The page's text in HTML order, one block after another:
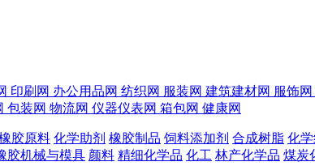
印刷网 办公用品网 纺织网 服装网 建筑建材网 服饰网
包装网 物流网 仪器仪表网 箱包网 健康网
胶原料 化学助剂 橡胶制品 饲料添加剂 合成树脂 化
胶机械与模具 颜料 精细化学品 化工 林产化学品 煤炭